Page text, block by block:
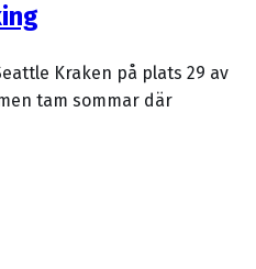
Kraken på plats 29 av
tam sommar där